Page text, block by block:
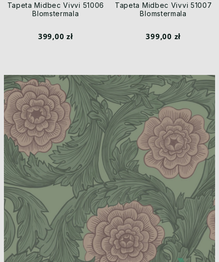
Tapeta Midbec Vivvi 51006
Blomstermala
399,00 zł
Tapeta Midbec Vivvi 51007
Blomstermala
399,00 zł